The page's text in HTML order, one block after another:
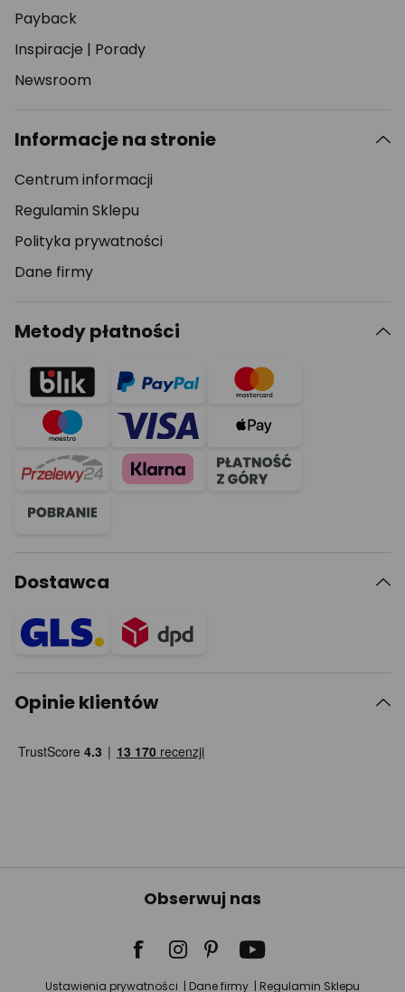
Payback
Inspiracje | Porady
Newsroom
Informacje na stronie
Centrum informacji
Regulamin Sklepu
Polityka prywatności
Dane firmy
Metody płatności
Dostawca
Opinie klientów
Obserwuj nas
Ustawienia prywatności Dane firmy Regulamin Sklepu